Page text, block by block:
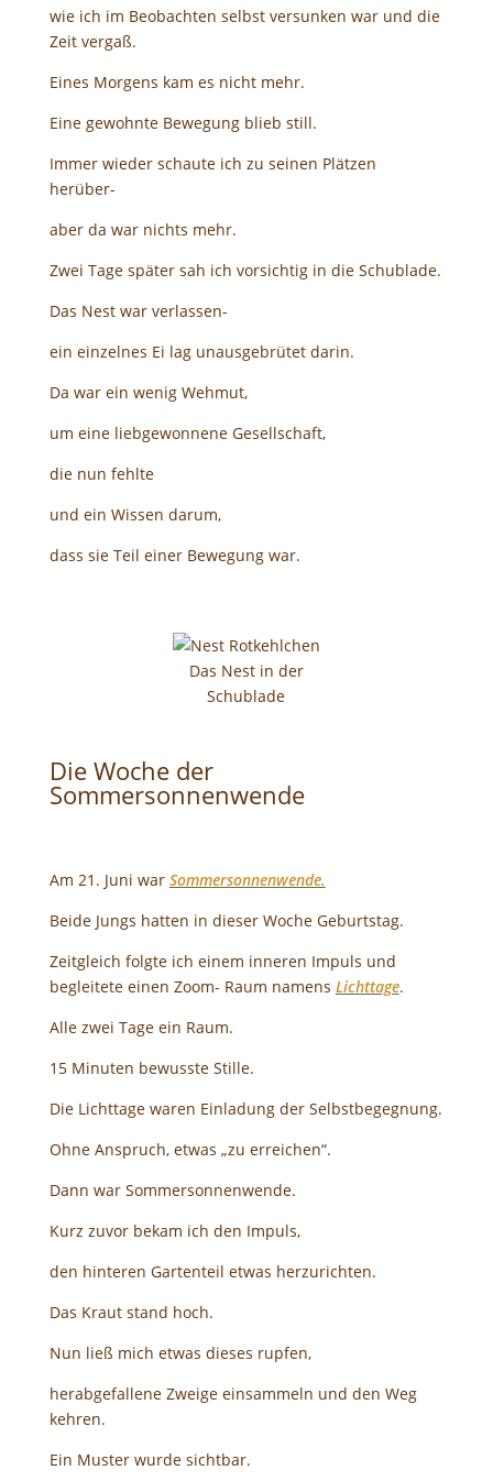
wie ich im Beobachten selbst versunken war und die
Zeit vergaß.
Eines Morgens kam es nicht mehr.
Eine gewohnte Bewegung blieb still.
Immer wieder schaute ich zu seinen Plätzen
herüber-
aber da war nichts mehr.
Zwei Tage später sah ich vorsichtig in die Schublade.
Das Nest war verlassen-
ein einzelnes Ei lag unausgebrütet darin.
Da war ein wenig Wehmut,
um eine liebgewonnene Gesellschaft,
die nun fehlte
und ein Wissen darum,
dass sie Teil einer Bewegung war.
Das Nest in der
Schublade
Die Woche der
Sommersonnenwende
Am 21. Juni war Sommersonnenwende.
Beide Jungs hatten in dieser Woche Geburtstag.
Zeitgleich folgte ich einem inneren Impuls und
begleitete einen Zoom- Raum namens Lichttage.
Alle zwei Tage ein Raum.
15 Minuten bewusste Stille.
Die Lichttage waren Einladung der Selbstbegegnung.
Ohne Anspruch, etwas „zu erreichen“.
Dann war Sommersonnenwende.
Kurz zuvor bekam ich den Impuls,
den hinteren Gartenteil etwas herzurichten.
Das Kraut stand hoch.
Nun ließ mich etwas dieses rupfen,
herabgefallene Zweige einsammeln und den Weg
kehren.
Ein Muster wurde sichtbar.